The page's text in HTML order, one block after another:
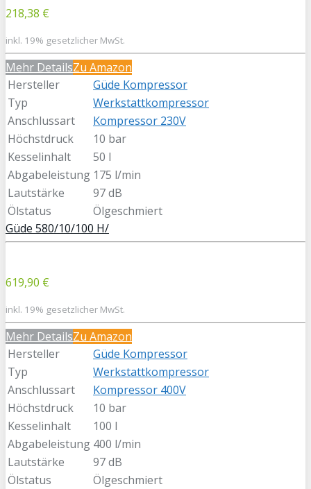
218,38 €
inkl. 19% gesetzlicher MwSt.
Mehr DetailsZu Amazon
Hersteller
Güde Kompressor
Typ
Werkstattkompressor
Anschlussart
Kompressor 230V
Höchstdruck
10 bar
Kesselinhalt
50 l
Abgabeleistung 175 l/min
Lautstärke
97 dB
Ölstatus
Ölgeschmiert
Güde 580/10/100 H/
619,90 €
inkl. 19% gesetzlicher MwSt.
Mehr DetailsZu Amazon
Hersteller
Güde Kompressor
Typ
Werkstattkompressor
Anschlussart
Kompressor 400V
Höchstdruck
10 bar
Kesselinhalt
100 l
Abgabeleistung 400 l/min
Lautstärke
97 dB
Ölstatus
Ölgeschmiert